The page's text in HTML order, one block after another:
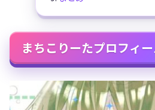
まちこりーたプロフィー